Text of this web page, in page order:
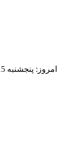
امروز: پنجشنبه 15 مرداد ماه 1405